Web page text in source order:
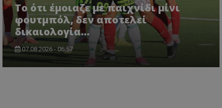
Το ότι έμοιαζε με παιχνίδι μίνι
φουτμπόλ, δεν αποτελεί
δικαιολογία…
07.08.2026 - 06:57